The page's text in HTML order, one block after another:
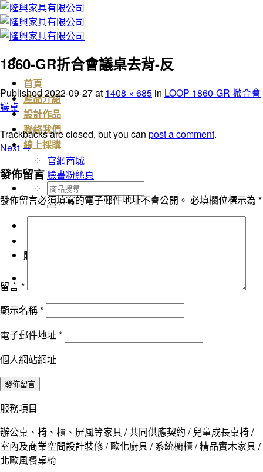
Skip
to
content
首頁
產品介紹
設計作品
聯絡我們
線上採購
官網商城
臉書粉絲頁
搜
尋
關
購物車
1860-GR折合會議桌去背-反
Published2022-09-27at 1408 × 685 in LOOP 1860-GR 掀合會
議桌
Trackbacks are closed, but you can post a comment.
Next →
發佈留言
發佈留言必須填寫的電子郵件地址不會公開。 必填欄位標示為 *
留言*
顯示名稱*
電子郵件地址*
個人網站網址
服務項目
辦公桌、椅、櫃、屏風等家具 / 共同供應契約 / 兒童成長桌椅 /
室內及商業空間設計裝修 / 歐化廚具 / 系統櫥櫃 / 精品實木家具 /
北歐風餐桌椅